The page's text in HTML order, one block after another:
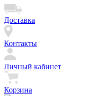
Доставка
Контакты
Личный кабинет
Корзина